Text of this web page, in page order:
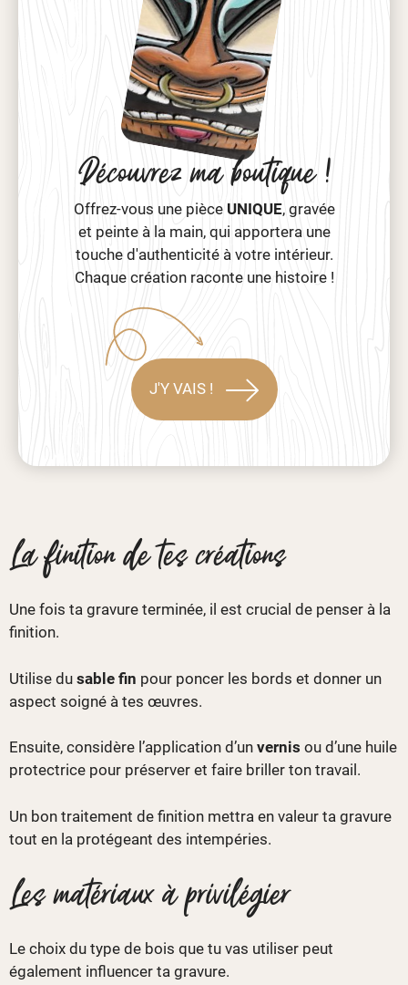
Découvrez ma boutique !
Offrez-vous une pièce UNIQUE, gravée
et peinte à la main, qui apportera une
touche d'authenticité à votre intérieur.
Chaque création raconte une histoire !
J'Y VAIS !
La finition de tes créations
Une fois ta gravure terminée, il est crucial de penser à la
finition.
Utilise du sable fin pour poncer les bords et donner un
aspect soigné à tes œuvres.
Ensuite, considère l’application d’un vernis ou d’une huile
protectrice pour préserver et faire briller ton travail.
Un bon traitement de finition mettra en valeur ta gravure
tout en la protégeant des intempéries.
Les matériaux à privilégier
Le choix du type de bois que tu vas utiliser peut
également influencer ta gravure.